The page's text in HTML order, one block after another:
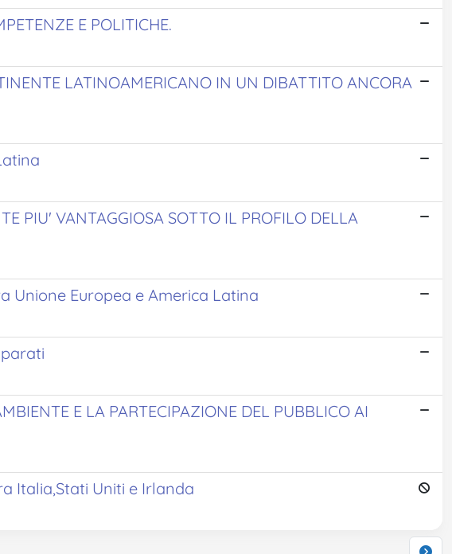
E POLITICHE.
LATINOAMERICANO IN UN DIBATTITO ANCORA
PIU' VANTAGGIOSA SOTTO IL PROFILO DELLA
Unione Europea e America Latina
E LA PARTECIPAZIONE DEL PUBBLICO AI
Italia,Stati Uniti e Irlanda